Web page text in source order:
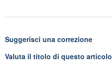
Suggerisci una correzione
Valuta il titolo di questo articolo